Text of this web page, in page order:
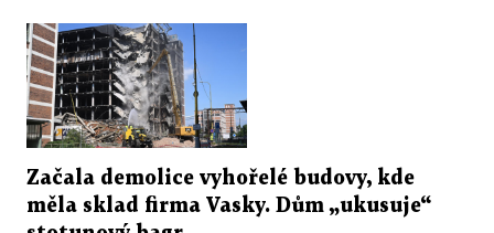
Začala demolice vyhořelé budovy, kde
měla sklad firma Vasky. Dům „ukusuje“